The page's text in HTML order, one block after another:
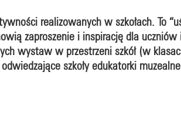
realizowanych w szkołach. To
zaproszenie i inspirację dla
wystaw w przestrzeni szkół (w
szkoły edukatorki